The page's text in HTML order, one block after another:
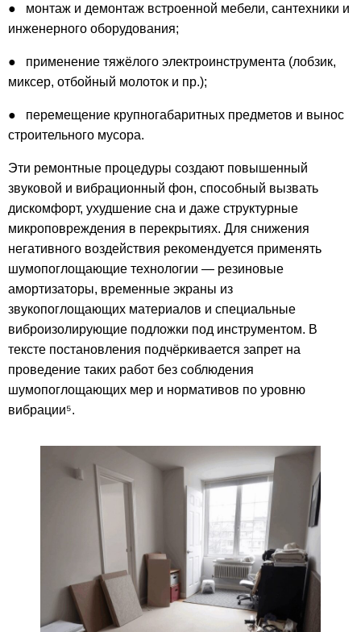
● монтаж и демонтаж встроенной мебели, сантехники и
инженерного оборудования;
● применение тяжёлого электроинструмента (лобзик,
миксер, отбойный молоток и пр.);
● перемещение крупногабаритных предметов и вынос
строительного мусора.
Эти ремонтные процедуры создают повышенный
звуковой и вибрационный фон, способный вызвать
дискомфорт, ухудшение сна и даже структурные
микроповреждения в перекрытиях. Для снижения
негативного воздействия рекомендуется применять
шумопоглощающие технологии — резиновые
амортизаторы, временные экраны из
звукопоглощающих материалов и специальные
виброизолирующие подложки под инструментом. В
тексте постановления подчёркивается запрет на
проведение таких работ без соблюдения
шумопоглощающих мер и нормативов по уровню
вибрации⁵.